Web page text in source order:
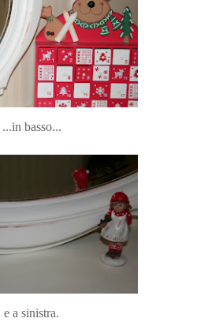
...in basso...
e a sinistra.